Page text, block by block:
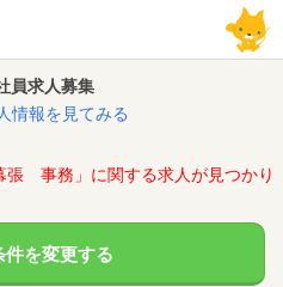
求人募集
情報を見てみる
張 事務」に関する求人が見つかり
件を変更する